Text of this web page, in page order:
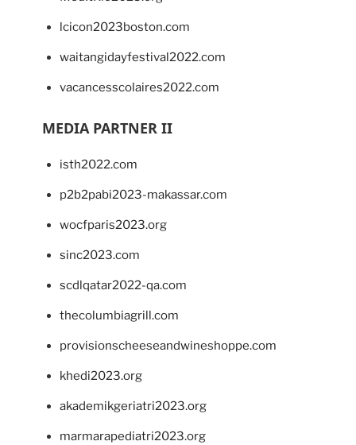
lcicon2023boston.com
waitangidayfestival2022.com
vacancesscolaires2022.com
MEDIA PARTNER II
isth2022.com
p2b2pabi2023-makassar.com
wocfparis2023.org
sinc2023.com
scdlqatar2022-qa.com
thecolumbiagrill.com
provisionscheeseandwineshoppe.com
khedi2023.org
akademikgeriatri2023.org
marmarapediatri2023.org